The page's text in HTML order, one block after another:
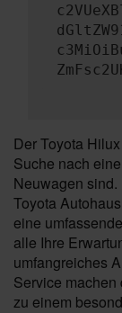
Der Toyota
Suche nach
Neuwagen sind.
Toyota
eine
alle Ihre
umfangreiches
Service
zu einem